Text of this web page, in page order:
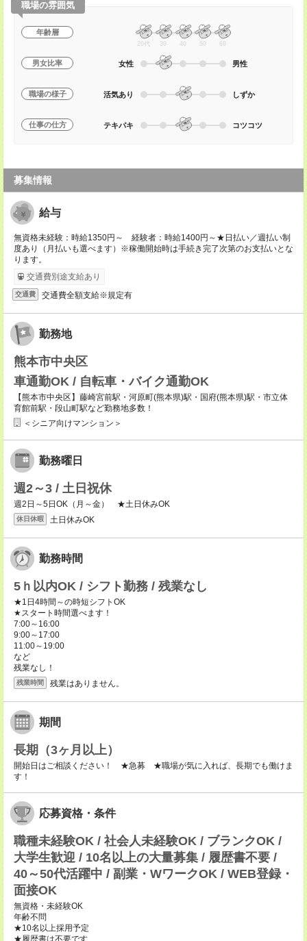
職場の雰囲気
年齢層
20代 30 40 50 60
男女比率 女性 男性
職場の様子 活気あり しずか
仕事の仕方 テキパキ コツコツ
募集情報
給与
無資格未経験：時給1350円～ 経験者：時給1400円～★日払い／週払い制
度あり（月払いも選べます）※稼働開始時は手続き完了次第のお支払いとな
ります。
交通費別途支給あり
交通費 交通費全額支給※規定有
勤務地
熊本市中央区
車通勤OK / 自転車・バイク通勤OK
【熊本市中央区】藤崎宮前駅・河原町(熊本県)駅・国府(熊本県)駅・市立体
育館前駅・段山町駅など勤務地多数！
＜シニア向けマンション＞
勤務曜日
週2～3 / 土日祝休
週2日～5日OK（月～金） ★土日休みOK
休日休暇 土日休みOK
勤務時間
5ｈ以内OK / シフト勤務 / 残業なし
★1日4時間～の時短シフトOK
★スタート時間選べます！
7:00～16:00
9:00～17:00
11:00～19:00
など
残業なし！
残業時間 残業はありません。
期間
長期（3ヶ月以上）
開始日はご相談ください！ ★急募 ★職場が気に入れば、長期でも働けま
す！
応募資格・条件
職種未経験OK / 社会人未経験OK / ブランクOK /
大学生歓迎 / 10名以上の大量募集 / 履歴書不要 /
40～50代活躍中 / 副業・WワークOK / WEB登録・
面接OK
無資格・未経験OK
年齢不問
★10名以上採用予定
★履歴書は不要です